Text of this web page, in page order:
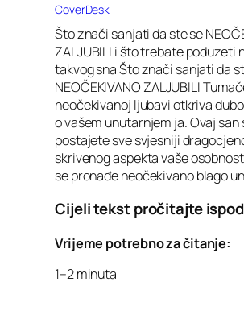
CoverDesk
Što znači sanjati da ste se
ZALJUBILI i što trebate poduzeti
takvog sna Što znači sanjati da
NEOČEKIVANO ZALJUBILI
neočekivanoj ljubavi otkriva
o vašem unutarnjem ja. Ovaj san
postajete sve svjesniji
skrivenog aspekta vaše
se pronađe neočekivano blago
Cijeli tekst pročitajte
Vrijeme potrebno za čitanje:
1–2 minuta